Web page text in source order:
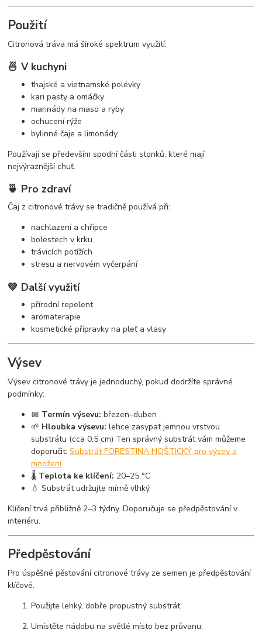
Použití
Citronová tráva má široké spektrum využití:
🍜 V kuchyni
thajské a vietnamské polévky
kari pasty a omáčky
marinády na maso a ryby
ochucení rýže
bylinné čaje a limonády
Používají se především spodní části stonků, které mají
nejvýraznější chuť.
🍵 Pro zdraví
Čaj z citronové trávy se tradičně používá při:
nachlazení a chřipce
bolestech v krku
trávicích potížích
stresu a nervovém vyčerpání
💚 Další využití
přírodní repelent
aromaterapie
kosmetické přípravky na pleť a vlasy
Výsev
Výsev citronové trávy je jednoduchý, pokud dodržíte správné
podmínky:
📅 Termín výsevu: březen–duben
🌱 Hloubka výsevu: lehce zasypat jemnou vrstvou
substrátu (cca 0,5 cm) Ten správný substrát vám můžeme
doporučit:Substrát FORESTINA HOŠTICKÝ pro výsev a
množení
🌡 Teplota ke klíčení: 20–25 °C
💧 Substrát udržujte mírně vlhký
Klíčení trvá přibližně 2–3 týdny. Doporučuje se předpěstování v
interiéru.
Předpěstování
Pro úspěšné pěstování citronové trávy ze semen je předpěstování
klíčové.
Použijte lehký, dobře propustný substrát.
Umístěte nádobu na světlé místo bez průvanu.